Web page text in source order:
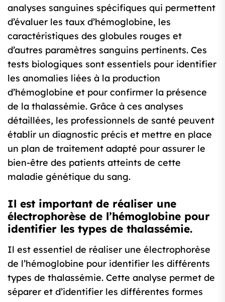
analyses sanguines spécifiques qui permettent
d’évaluer les taux d’hémoglobine, les
caractéristiques des globules rouges et
d’autres paramètres sanguins pertinents. Ces
tests biologiques sont essentiels pour identifier
les anomalies liées à la production
d’hémoglobine et pour confirmer la présence
de la thalassémie. Grâce à ces analyses
détaillées, les professionnels de santé peuvent
établir un diagnostic précis et mettre en place
un plan de traitement adapté pour assurer le
bien-être des patients atteints de cette
maladie génétique du sang.
Il est important de réaliser une
électrophorèse de l’hémoglobine pour
identifier les types de thalassémie.
Il est essentiel de réaliser une électrophorèse
de l’hémoglobine pour identifier les différents
types de thalassémie. Cette analyse permet de
séparer et d’identifier les différentes formes